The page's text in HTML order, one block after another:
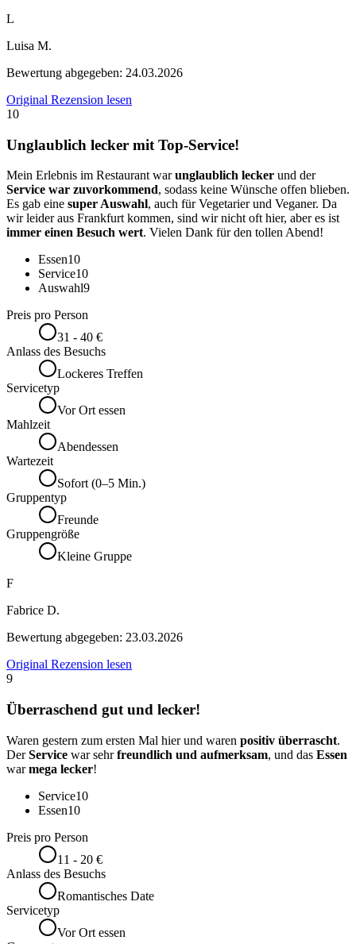
L
Luisa M.
Bewertung abgegeben: 24.03.2026
Original Rezension lesen
10
Unglaublich lecker mit Top-Service!
Mein Erlebnis im Restaurant warunglaublich lecker und der
Service war zuvorkommend, sodass keine Wünsche offen blieben.
Es gab eine super Auswahl, auch für Vegetarier und Veganer. Da
wir leider aus Frankfurt kommen, sind wir nicht oft hier, aber es ist
immer einen Besuch wert. Vielen Dank für den tollen Abend!
Essen10
Service10
Auswahl9
Preis pro Person
31 - 40 €
Anlass des Besuchs
Lockeres Treffen
Servicetyp
Vor Ort essen
Mahlzeit
Abendessen
Wartezeit
Sofort (0–5 Min.)
Gruppentyp
Freunde
Gruppengröße
Kleine Gruppe
F
Fabrice D.
Bewertung abgegeben: 23.03.2026
Original Rezension lesen
9
Überraschend gut und lecker!
Waren gestern zum ersten Mal hier und waren positiv überrascht.
DerService war sehrfreundlich und aufmerksam, und das Essen
warmega lecker!
Service10
Essen10
Preis pro Person
11 - 20 €
Anlass des Besuchs
Romantisches Date
Servicetyp
Vor Ort essen